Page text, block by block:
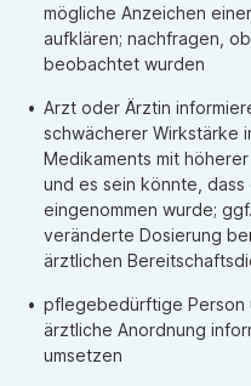
mögliche Anzeichen
aufklären; nachfragen,
beobachtet wurden
Arzt oder Ärztin
schwächerer Wirkstärke
Medikaments mit
und es sein könnte,
eingenommen wurde;
veränderte Dosierung
ärztlichen
pflegebedürftige Person
ärztliche Anordnung
umsetzen